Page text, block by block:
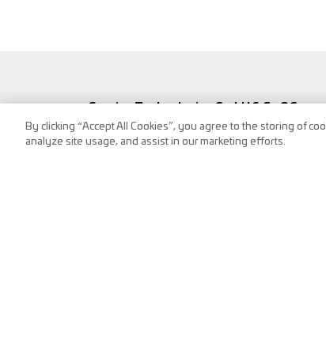
Service Technologies GmbH & Co OG
Frank-Stronach-Straße 3
8200 Albersdorf, Austria
By clicking “Accept All Cookies”, you agree to the storing of
analyze site usage, and assist in our marketing efforts.